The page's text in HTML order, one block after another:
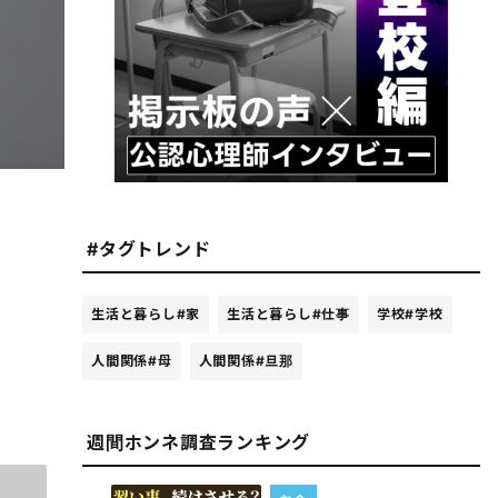
#タグトレンド
生活と暮らし#家 生活と暮らし#仕事 学校#学校
人間関係#母 人間関係#旦那
週間ホンネ調査ランキング